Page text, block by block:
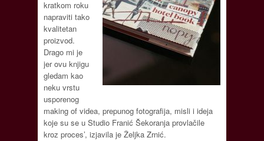
kratkom roku
napraviti tako
kvalitetan
proizvod.
Drago mi je
jer ovu knjigu
gledam kao
neku vrstu
usporenog
making of videa, prepunog fotografija, misli i ideja
koje su se u Studio Franić Šekoranja provlačile
kroz proces’, izjavila je Željka Zrnić.